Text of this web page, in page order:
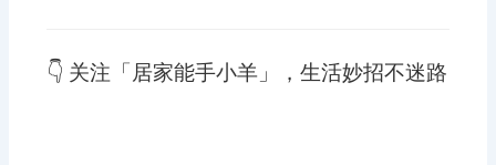
👇 关注「居家能手小羊」，生活妙招不迷路